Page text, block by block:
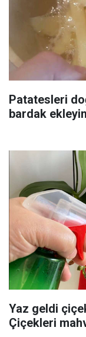
Patatesleri
bardak
Yaz geldi
Çiçekleri